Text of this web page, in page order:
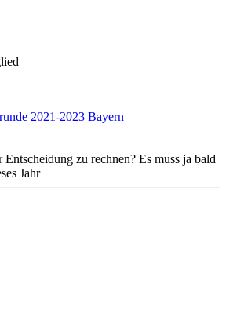
2021-2023 Bayern
zu rechnen? Es muss ja bald
Jahr